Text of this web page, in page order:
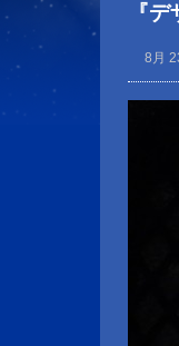
『
8月